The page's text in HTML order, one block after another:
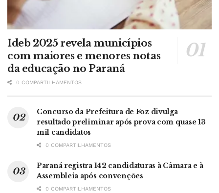
Ideb 2025 revela municípios
com maiores e menores notas
da educação no Paraná
0 COMPARTILHAMENTOS
Concurso da Prefeitura de Foz divulga
resultado preliminar após prova com quase 13
mil candidatos
0 COMPARTILHAMENTOS
Paraná registra 142 candidaturas à Câmara e à
Assembleia após convenções
0 COMPARTILHAMENTOS